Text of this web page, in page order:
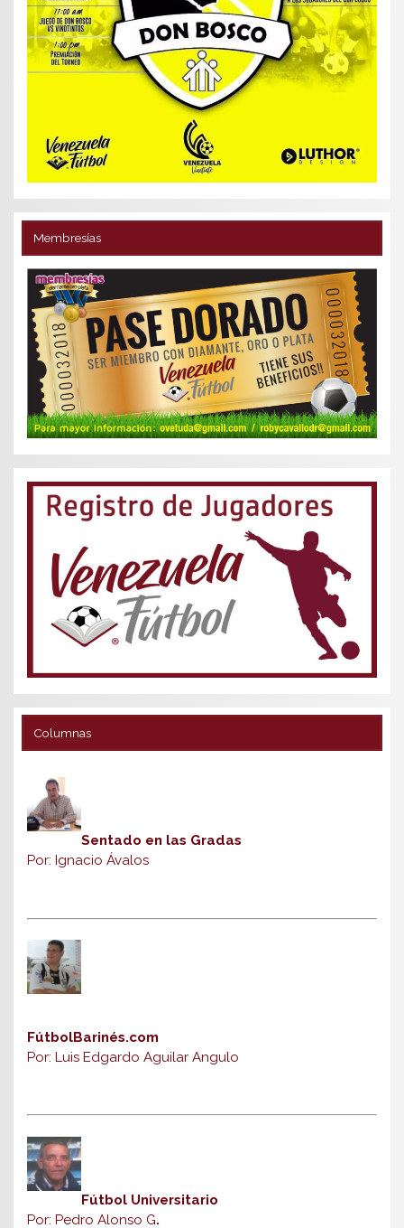
Membresías
Columnas
Sentado en las Gradas
Por: Ignacio Ávalos
FútbolBarinés.com
Por: Luis Edgardo Aguilar Angulo
Fútbol Universitario
Por: Pedro Alonso G.